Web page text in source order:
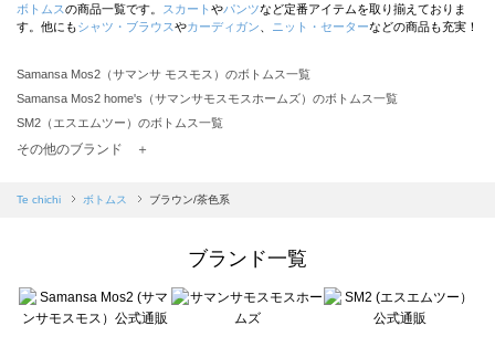
ボトムスの商品一覧です。 スカート やパンツなど定番アイテムを取り揃えておりま
す。他にもシャツ・ブラウスやカーディガン ニット・セーターなどの商品も充実！
Samansa Mos2（サマンサ モスモス）のボトムス一覧
Samansa Mos2 home's（サマンサモスモスホームズ）のボトムス一覧
SM2（エスエムツー）のボトムス一覧
TSUHARU by Samansa Mos2（ツハルバイサマンサモスモス）のボトムス一覧
Samansa Mos2 blue（サマンサモスモス ブルー）のボトムス一覧
sō4ū（ソウフォーユー）のボトムス一覧
Te chichi（テチチ）のボトムス一覧
Te chichi CLASSIC（テチチ クラシック）のボトムス一覧
その他のブランド ＋
Te chichi ボトムス ブラウン/茶色系
ブランド一覧